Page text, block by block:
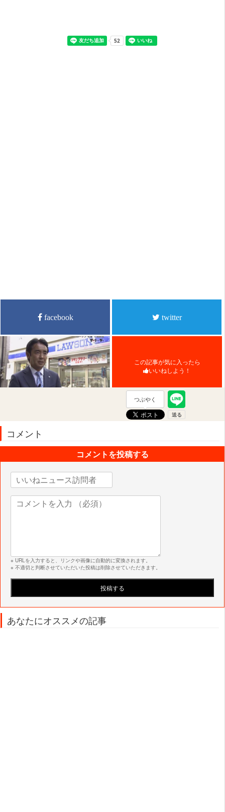
facebook twitter
この記事が気に入ったら
いいねしよう！
つぶやく
コメント
コメントを投稿する
※ URLを入力すると、リンクや画像に自動的に変換されます。
※ 不適切と判断させていただいた投稿は削除させていただきます。
あなたにオススメの記事